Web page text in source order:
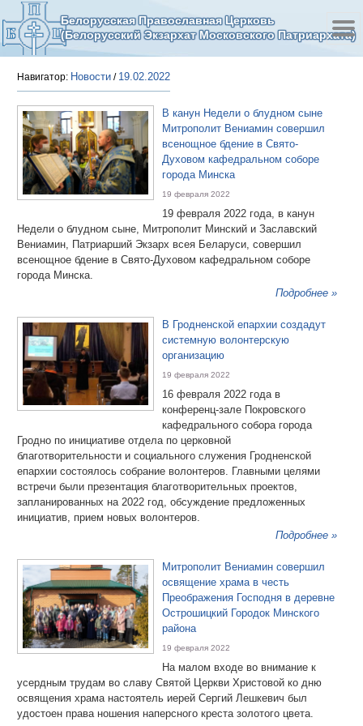
Белорусская Православная Церковь
(Белорусский Экзархат Московского Патриархата)
Навигатор: Новости / 19.02.2022
В канун Недели о блудном сыне
Митрополит Вениамин совершил
всенощное бдение в Свято-
Духовом кафедральном соборе
города Минска
19 февраля 2022
19 февраля 2022 года, в канун
Недели о блудном сыне, Митрополит Минский и Заславский
Вениамин, Патриарший Экзарх всея Беларуси, совершил
всенощное бдение в Свято-Духовом кафедральном соборе
города Минска.
Подробнее »
В Гродненской епархии создадут
системную волонтерскую
организацию
19 февраля 2022
16 февраля 2022 года в
конференц-зале Покровского
кафедрального собора города
Гродно по инициативе отдела по церковной
благотворительности и социального служения Гродненской
епархии состоялось собрание волонтеров. Главными целями
встречи были презентация благотворительных проектов,
запланированных на 2022 год, обсуждение предложенных
инициатив, прием новых волонтеров.
Подробнее »
Митрополит Вениамин совершил
освящение храма в честь
Преображения Господня в деревне
Острошицкий Городок Минского
района
19 февраля 2022
На малом входе во внимание к
усердным трудам во славу Святой Церкви Христовой ко дню
освящения храма настоятель иерей Сергий Лешкевич был
удостоен права ношения наперсного креста золотого цвета.